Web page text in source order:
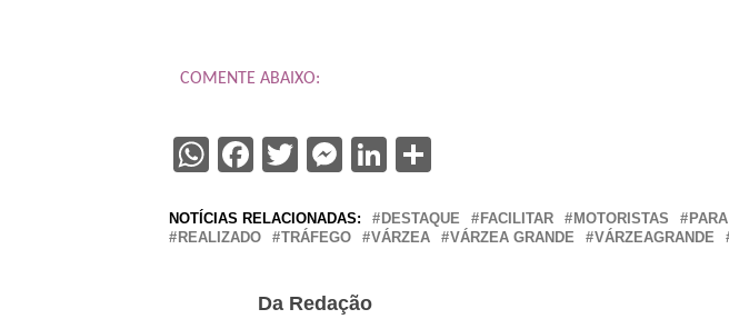
COMENTE ABAIXO:
WhatsApp
Facebook
TwitterMessenger
LinkedIn
NOTÍCIAS RELACIONADAS: DESTAQUE FACILITAR MOTORISTAS PARA
REALIZADO
TRÁFEGO VÁRZEA VÁRZEA GRANDE VÁRZEAGRANDE
Da Redação